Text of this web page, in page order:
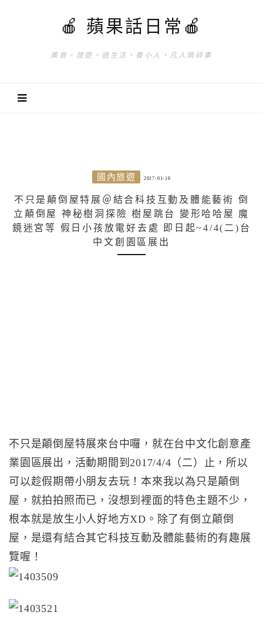
🍎 蘋果話日常🍎
美食。旅遊。過生活。養小人。凡人瑣碎事
國內旅遊 2017-01-16
不只是顛倒屋特展＠結合科技互動及體能藝術 倒
立顛倒屋 神秘樹洞探險 樹屋跳台 變形哈哈屋 魔
鏡迷宮等 假日小孩放電好去處 即日起~4/4(二)台
中文創園區展出
不只是顛倒屋特展來台中囉，就在台中文化創意產
業園區展出，活動期間到2017/4/4（二）止，所以
可以趁假期帶小朋友去玩！本來我以為只是顛倒
屋，就拍拍照而已，沒想到裡面的特色主題不少，
根本就是放生小人好地方XD。除了有倒立顛倒
屋，是還有結合其它科技互動及體能藝術的有趣展
覽喔！